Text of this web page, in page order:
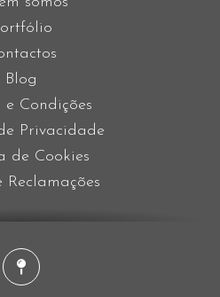
Blog
e Condições
Privacidade
de Cookies
Reclamações